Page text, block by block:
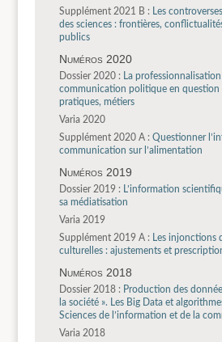
Supplément 2021 B : Les
des sciences : frontières,
publics
Numéros 2020
Dossier 2020 : La
communication politique en question
pratiques, métiers
Varia 2020
Supplément 2020 A : Questionner
communication sur l’alimentation
Numéros 2019
Dossier 2019 : L’information
sa médiatisation
Varia 2019
Supplément 2019 A : Les injonctions
culturelles : ajustements et
Numéros 2018
Dossier 2018 : Production des
la société ». Les Big Data et
Sciences de l’information et de la
Varia 2018